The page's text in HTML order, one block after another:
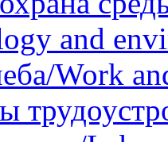
and
Work